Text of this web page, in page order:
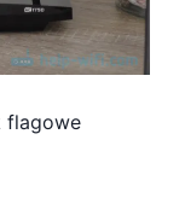
flagowe